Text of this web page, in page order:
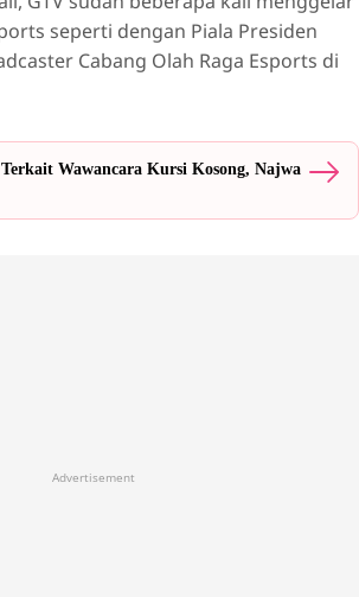
seperti dengan Piala Presiden
Cabang Olah Raga Esports di
Wawancara Kursi Kosong, Najwa
Advertisement